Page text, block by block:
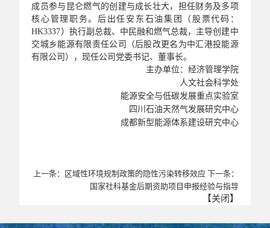
成员参与昆仑燃气的创建与成长壮大，担任财务及多项
核心管理职务。后出任安东石油集团（股票代码：
HK3337）执行副总裁、中民融和燃气总裁，主导创建中
交城乡能源有限责任公司（后股改更名为中汇港投能源
有限公司），现任公司党委书记、董事长。
主办单位：经济管理学院
人文社会科学处
能源安全与低碳发展重点实验室
四川石油天然气发展研究中心
成都新型能源体系建设研究中心
上一条： 区域性环境规制政策的隐性污染转移效应下一条：
国家社科基金后期资助项目申报经验与指导
【关闭 】